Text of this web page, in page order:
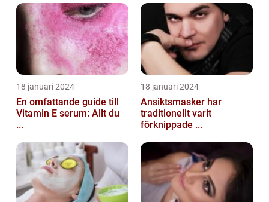
18 januari 2024
En omfattande guide till
Vitamin E serum: Allt du
...
18 januari 2024
Ansiktsmasker har
traditionellt varit
förknippade ...